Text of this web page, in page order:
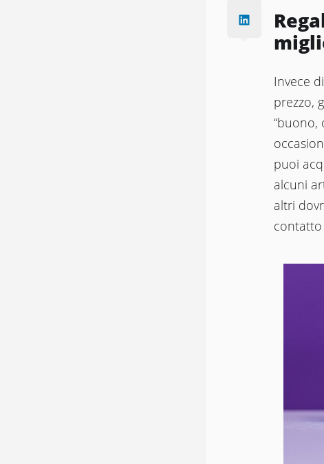
Invece
prezzo,
“buono,
puoi
alcuni
altri